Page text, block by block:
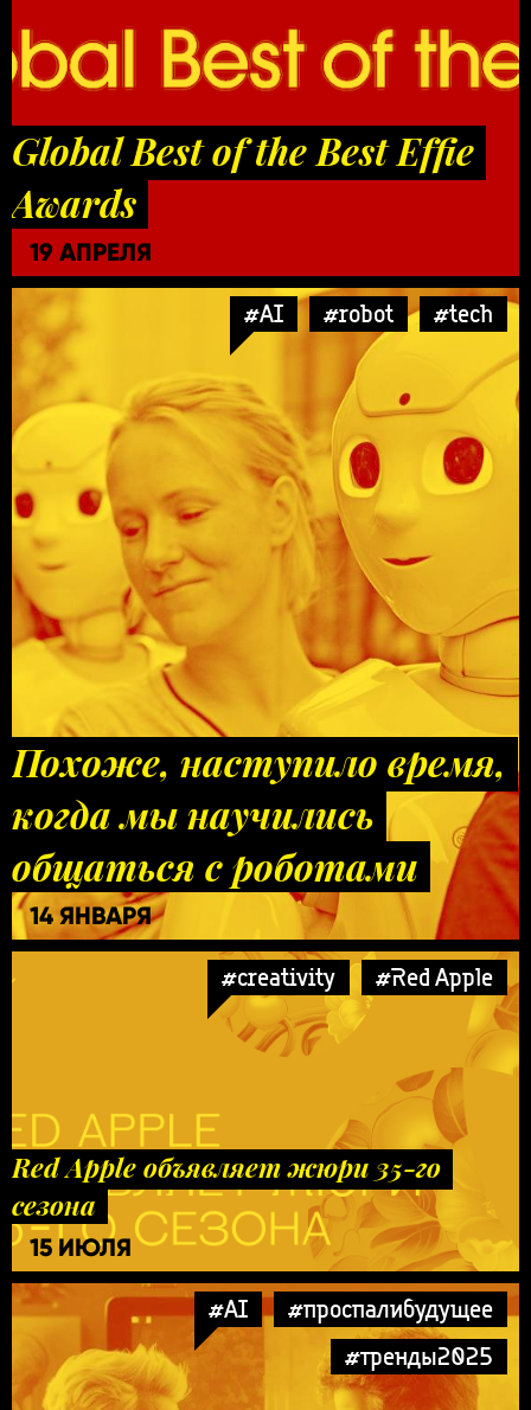
Global Best of the Best Effie
Awards
19 АПРЕЛЯ
#AI #robot #tech
Похоже, наступило время,
когда мы научились
общаться с роботами
14 ЯНВАРЯ
#creativity #Red Apple
Red Apple объявляет жюри 35-го
сезона
15 ИЮЛЯ
#AI
#проспалибудущее
#тренды2025